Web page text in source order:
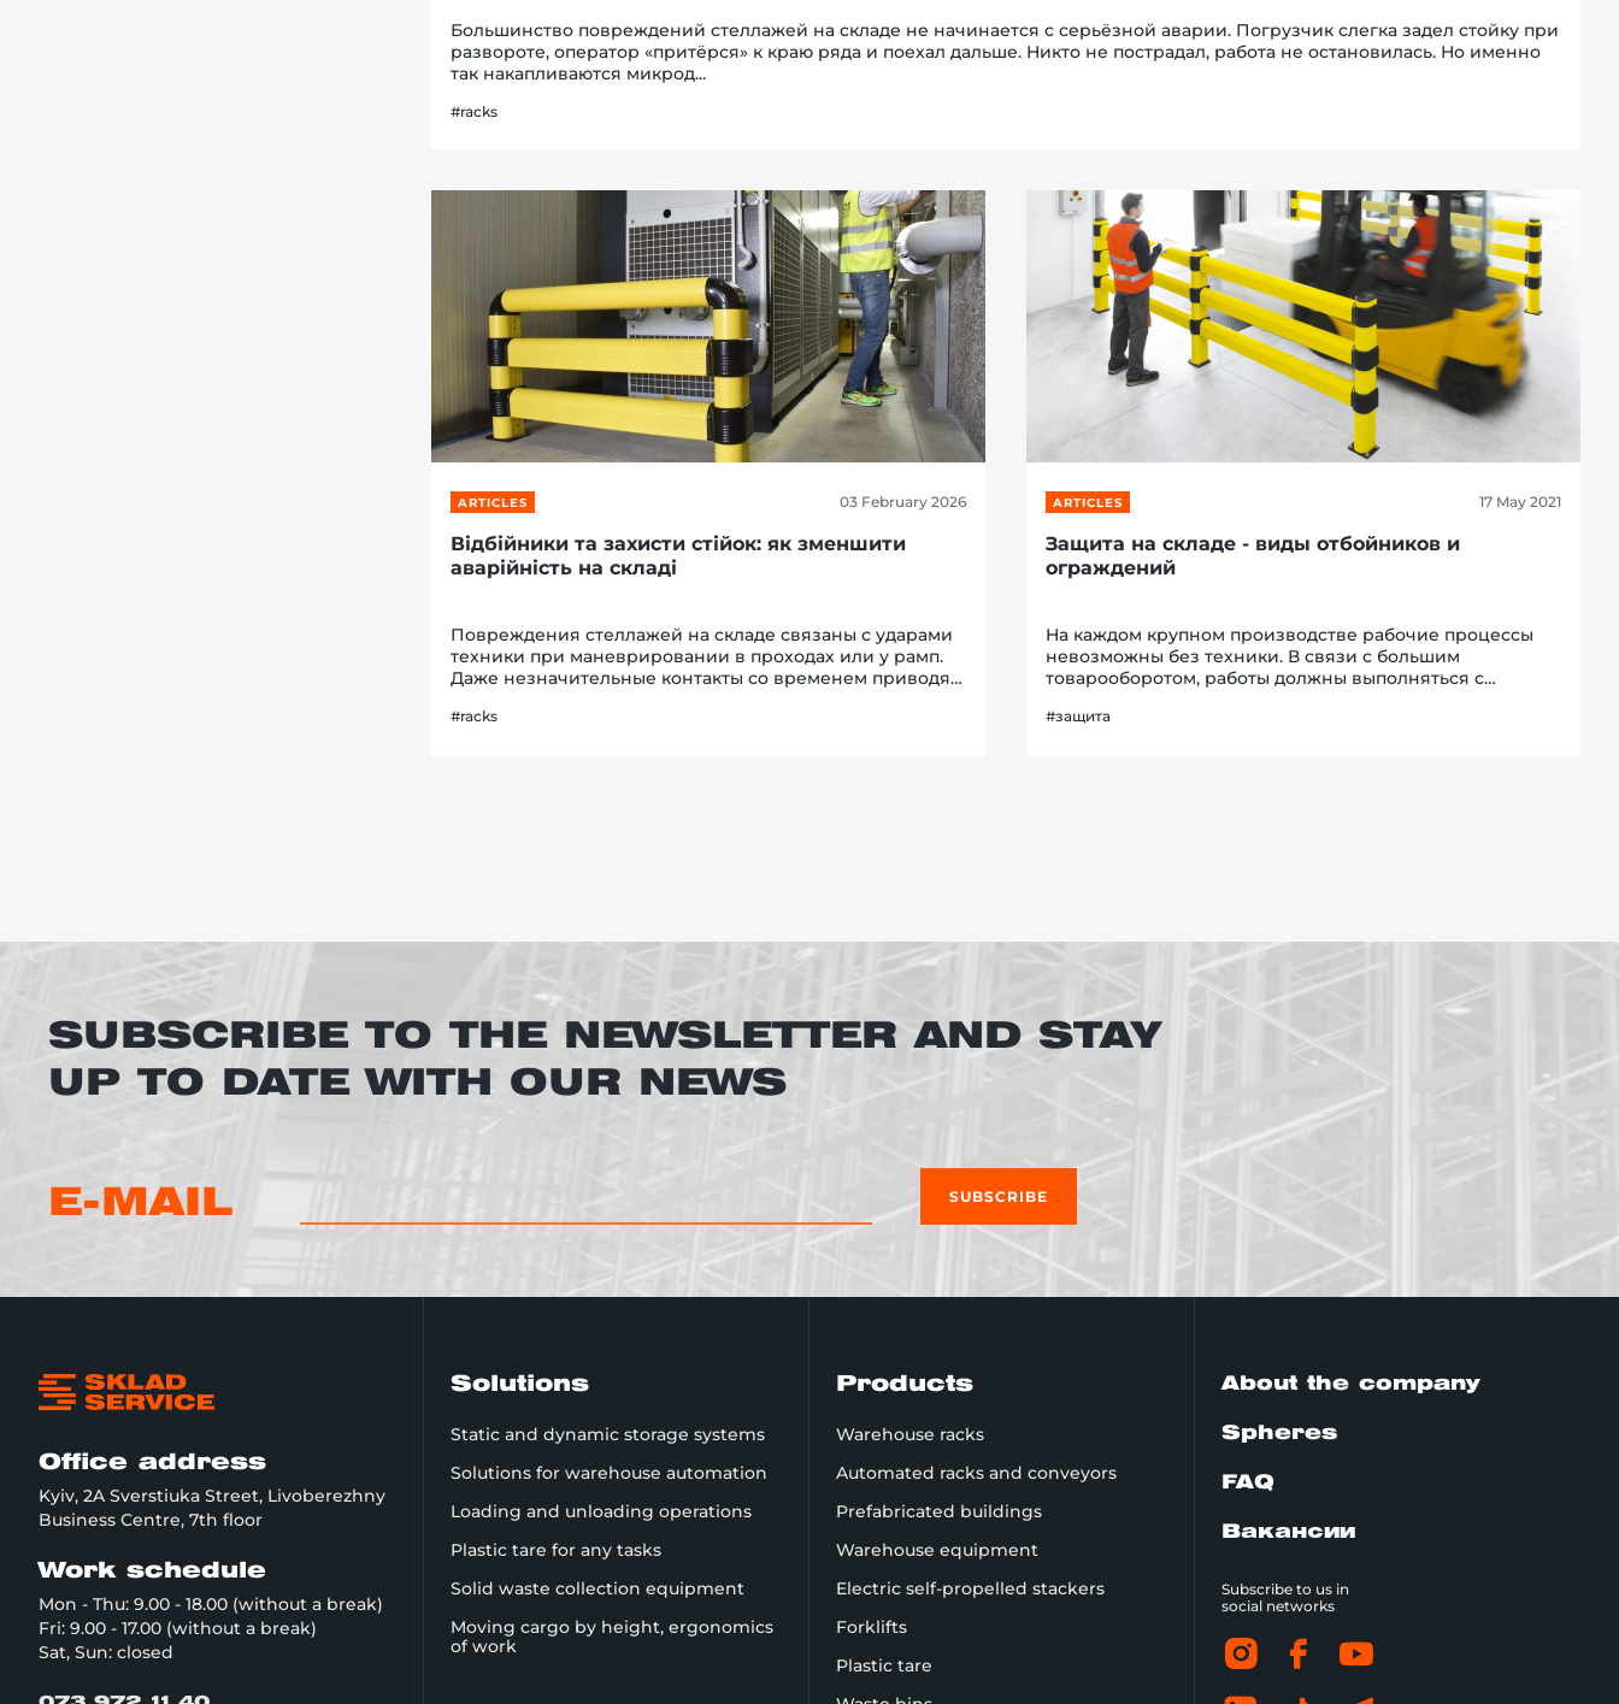
Большинство повреждений стеллажей на складе не начинается с серьёзной аварии. Погрузчик слегка задел стойку при
развороте, оператор «притёрся» к краю ряда и поехал дальше. Никто не пострадал, работа не остановилась. Но именно
так накапливаются микрод...
#racks
ARTICLES 03 February 2026
Відбійники та захисти стійок: як зменшити
аварійність на складі
Повреждения стеллажей на складе связаны с ударами
техники при маневрировании в проходах или у рамп.
Даже незначительные контакты со временем приводят
повышению риска аварийных ситуаций.В бо...
#racks
ARTICLES 17 May 2021
Защита на складе - виды отбойников и
ограждений
На каждом крупном производстве рабочие процессы
невозможны без техники. В связи с большим
товарооборотом, работы должны выполняться с
техники и оборудования на складе просто неизбежно.
#защита
SUBSCRIBE TO THE NEWSLETTER AND STAY
UP TO DATE WITH OUR NEWS
E-MAIL SUBSCRIBE
Office address
Kyiv, 2A Sverstiuka Street, Livoberezhny
Business Centre, 7th floor
Work schedule
Mon - Thu: 9.00 - 18.00 (without a break)
Fri: 9.00 - 17.00 (without a break)
Sat, Sun: closed
Solutions
Static and dynamic storage systems
Solutions for warehouse automation
Loading and unloading operations
Plastic tare for any tasks
Solid waste collection equipment
Moving cargo by height, ergonomics
of work
Products
Warehouse racks
Automated racks and conveyors
Prefabricated buildings
Warehouse equipment
Electric self-propelled stackers
Forklifts
Plastic tare
About the company
Spheres
FAQ
Вакансии
Subscribe to us in
social networks